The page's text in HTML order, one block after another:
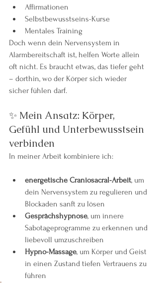
Affirmationen
Selbstbewusstseins-Kurse
Mentales Training
Doch wenn dein Nervensystem in
Alarmbereitschaft ist, helfen Worte allein
oft nicht. Es braucht etwas, das tiefer geht
– dorthin, wo der Körper sich wieder
sicher fühlen darf.
✨ Mein Ansatz: Körper,
Gefühl und Unterbewusstsein
verbinden
In meiner Arbeit kombiniere ich:
energetische Craniosacral-Arbeit, um
dein Nervensystem zu regulieren und
Blockaden sanft zu lösen
Gesprächshypnose, um innere
Sabotageprogramme zu erkennen und
liebevoll umzuschreiben
Hypno-Massage, um Körper und Geist
in einen Zustand tiefen Vertrauens zu
führen